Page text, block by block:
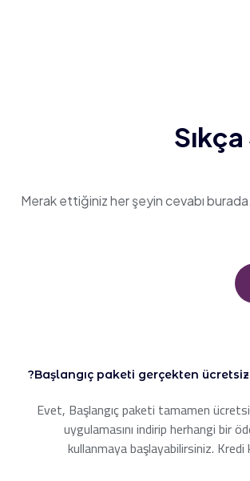
Merak ettiğiniz her şeyin cevabı burada.
Başlangıç paketi gerçekten ücretsiz
Evet, Başlangıç paketi tamamen
uygulamasını indirip herhangi bir
kullanmaya başlayabilirsiniz. Kredi